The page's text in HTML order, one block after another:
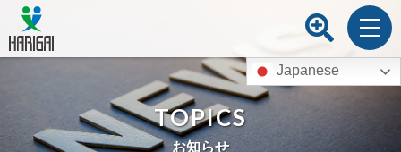
Japanese
TOPICS
お知らせ